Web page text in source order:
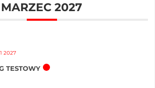
MARZEC 2027
2027
TESTOWY